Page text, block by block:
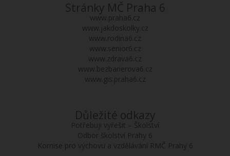
Stránky MČ Praha 6
www.praha6.cz
www.jakdoskolky.cz
www.rodina6.cz
www.senior6.cz
www.zdrava6.cz
www.bezbarierova6.cz
www.gis.praha6.cz
Důležité odkazy
Potřebuji vyřešit – Školství
Odbor školství Prahy 6
Komise pro výchovu a vzdělávání RMČ Prahy 6